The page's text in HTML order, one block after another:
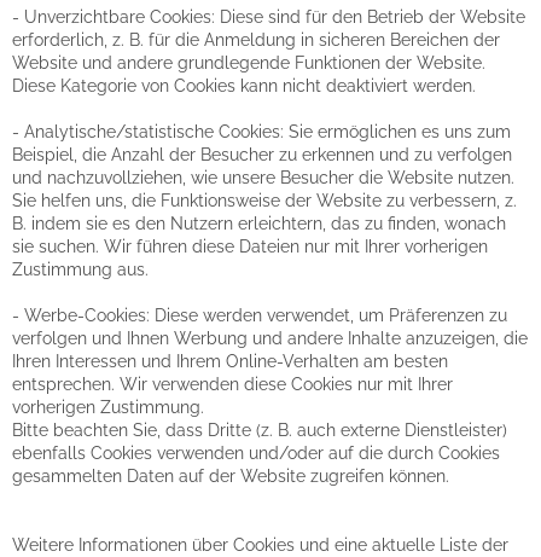
- Unverzichtbare Cookies: Diese sind für den Betrieb der Website
erforderlich, z. B. für die Anmeldung in sicheren Bereichen der
Website und andere grundlegende Funktionen der Website.
Diese Kategorie von Cookies kann nicht deaktiviert werden.
- Analytische/statistische Cookies: Sie ermöglichen es uns zum
Beispiel, die Anzahl der Besucher zu erkennen und zu verfolgen
und nachzuvollziehen, wie unsere Besucher die Website nutzen.
Sie helfen uns, die Funktionsweise der Website zu verbessern, z.
B. indem sie es den Nutzern erleichtern, das zu finden, wonach
sie suchen. Wir führen diese Dateien nur mit Ihrer vorherigen
Zustimmung aus.
- Werbe-Cookies: Diese werden verwendet, um Präferenzen zu
verfolgen und Ihnen Werbung und andere Inhalte anzuzeigen, die
Ihren Interessen und Ihrem Online-Verhalten am besten
entsprechen. Wir verwenden diese Cookies nur mit Ihrer
vorherigen Zustimmung.
Bitte beachten Sie, dass Dritte (z. B. auch externe Dienstleister)
ebenfalls Cookies verwenden und/oder auf die durch Cookies
gesammelten Daten auf der Website zugreifen können.
Weitere Informationen über Cookies und eine aktuelle Liste der